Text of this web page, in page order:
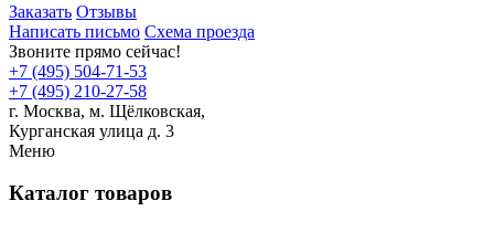
Заказать Отзывы
Написать письмо Схема проезда
Звоните прямо сейчас!
+7 (495) 504-71-53
+7 (495) 210-27-58
г. Москва, м. Щёлковская,
Курганская улица д. 3
Меню
Каталог товаров